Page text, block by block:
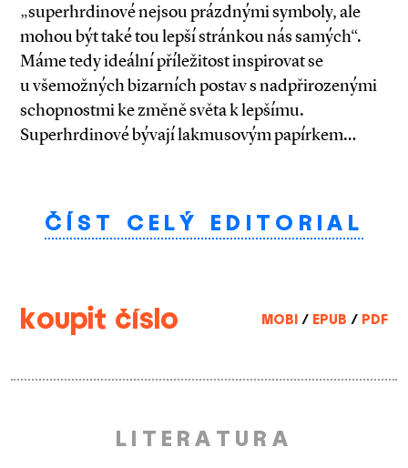
„superhrdinové nejsou prázdnými symboly, ale
mohou být také tou lepší stránkou nás samých“.
Máme tedy ideální příležitost inspirovat se
u všemožných bizarních postav s nadpřirozenými
schopnostmi ke změně světa k lepšímu.
Superhrdinové bývají lakmusovým papírkem…
ČÍST CELÝ EDITORIAL
koupit číslo MOBI / EPUB / PDF
LITERATURA